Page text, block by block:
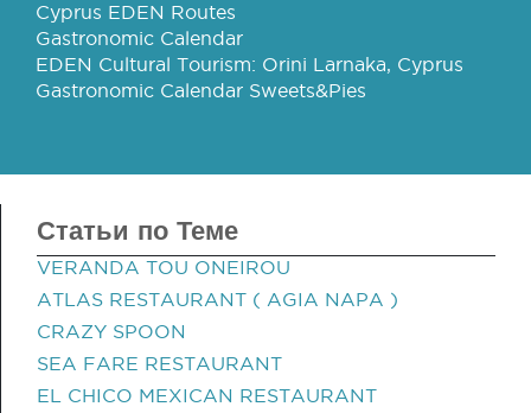
Cyprus EDEN Routes
Gastronomic Calendar
EDEN Cultural Tourism: Orini Larnaka, Cyprus
Gastronomic Calendar Sweets&Pies
Статьи по Теме
VERANDA TOU ONEIROU
ATLAS RESTAURANT ( AGIA NAPA )
CRAZY SPOON
SEA FARE RESTAURANT
EL CHICO MEXICAN RESTAURANT